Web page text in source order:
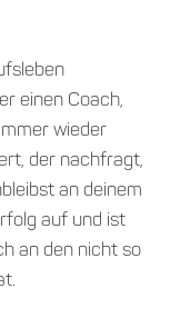
einen Coach,
wieder
der nachfragt,
an deinem
auf und ist
an den nicht so